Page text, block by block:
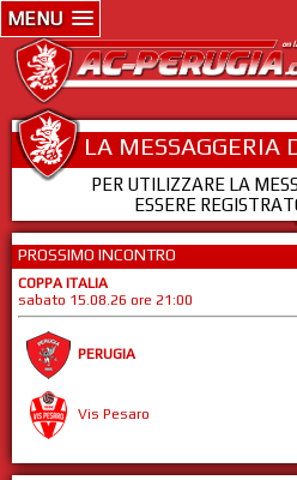
MENU
LA MESSAGGERIA
PER UTILIZZARE LA
ESSERE
PROSSIMO INCONTRO
COPPA ITALIA
sabato 15.08.26 ore 21:00
PERUGIA
Vis Pesaro